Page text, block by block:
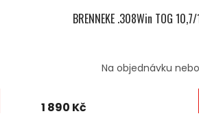
BRENNEKE .308Win TOG
Na objednávku
1 890 Kč